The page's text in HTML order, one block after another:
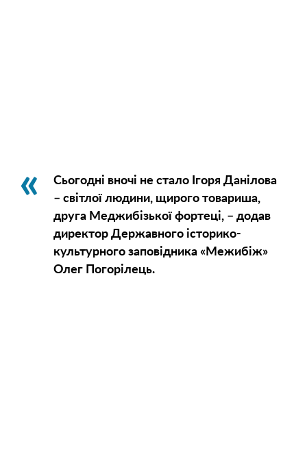
Сьогодні вночі не стало Ігоря Данілова
– світлої людини, щирого товариша,
друга Меджибізької фортеці, – додав
директор Державного історико-
культурного заповідника «Межибіж»
Олег Погорілець.